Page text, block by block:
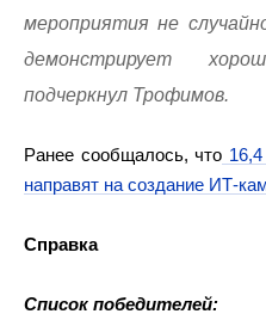
мероприятия не
демонстрирует
подчеркнул Трофимов.
Ранее сообщалось, что
направят на создание ИТ-
Справка
Список победителей: